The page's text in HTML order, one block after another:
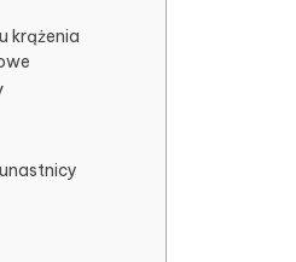
krążenia